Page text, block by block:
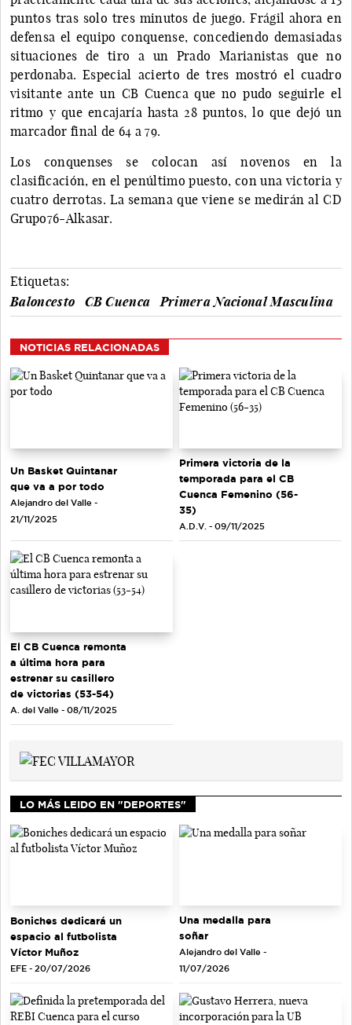
puntos tras solo tres minutos de juego. Frágil ahora en
defensa el equipo conquense, concediendo demasiadas
situaciones de tiro a un Prado Marianistas que no
perdonaba. Especial acierto de tres mostró el cuadro
visitante ante un CB Cuenca que no pudo seguirle el
ritmo y que encajaría hasta 28 puntos, lo que dejó un
marcador final de 64 a 79.
Los conquenses se colocan así novenos en la
clasificación, en el penúltimo puesto, con una victoria y
cuatro derrotas. La semana que viene se medirán al CD
Grupo76-Alkasar.
Etiquetas:
Baloncesto
CB Cuenca Primera Nacional Masculina
NOTICIAS RELACIONADAS
Un Basket Quintanar
que va a por todo
Alejandro del Valle -
21/11/2025
Primera victoria de la
temporada para el CB
Cuenca Femenino (56-
35)
A.D.V. - 09/11/2025
El CB Cuenca remonta
a última hora para
estrenar su casillero
de victorias (53-54)
A. del Valle - 08/11/2025
LO MÁS LEIDO EN "DEPORTES"
Boniches dedicará un
espacio al futbolista
Víctor Muñoz
EFE - 20/07/2026
Una medalla para
soñar
Alejandro del Valle -
11/07/2026